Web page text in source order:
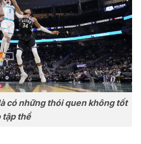
có những thói quen không tốt
tập thể